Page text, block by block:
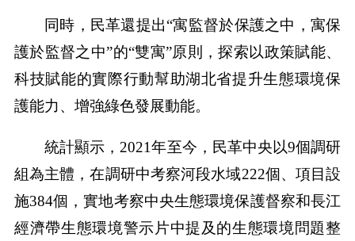
同時，民革還提出“寓監督於保護之中，寓保
護於監督之中”的“雙寓”原則，探索以政策賦能、
科技賦能的實際行動幫助湖北省提升生態環境保
護能力、增強綠色發展動能。
統計顯示，2021年至今，民革中央以9個調研
組為主體，在調研中考察河段水域222個、項目設
施384個，實地考察中央生態環境保護督察和長江
經濟帶生態環境警示片中提及的生態環境問題整